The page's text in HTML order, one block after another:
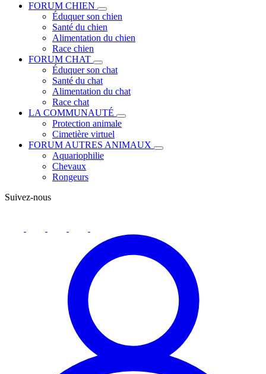
FORUM CHIEN
Éduquer son chien
Santé du chien
Alimentation du chien
Race chien
FORUM CHAT
Éduquer son chat
Santé du chat
Alimentation du chat
Race chat
LA COMMUNAUTÉ
Protection animale
Cimetière virtuel
FORUM AUTRES ANIMAUX
Aquariophilie
Chevaux
Rongeurs
Suivez-nous